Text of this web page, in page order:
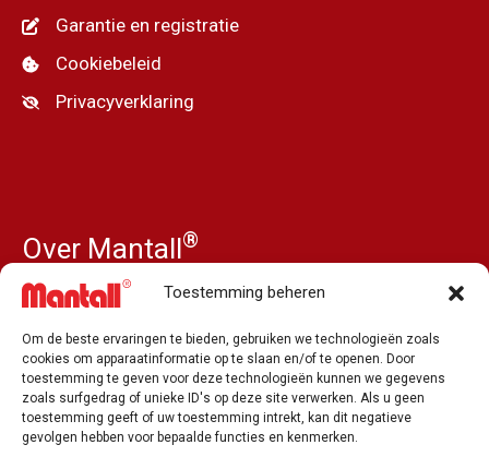
Toestemming beheren
Om de beste ervaringen te bieden, gebruiken we technologieën zoals
cookies om apparaatinformatie op te slaan en/of te openen. Door
toestemming te geven voor deze technologieën kunnen we gegevens
zoals surfgedrag of unieke ID's op deze site verwerken. Als u geen
toestemming geeft of uw toestemming intrekt, kan dit negatieve
gevolgen hebben voor bepaalde functies en kenmerken.
Garantie en registratie
Cookiebeleid
Privacyverklaring
Over Mantall®
Ons verhaal
Nieuws
Pers en media
Onze dealers
Vacature